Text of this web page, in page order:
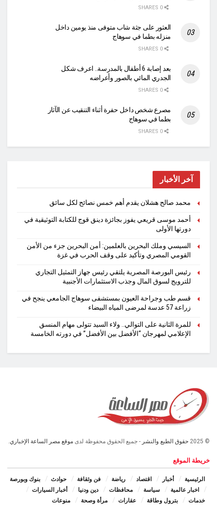
العثور على جثة شاب متوفى منذ يومين داخل
منزله بطما في سوهاج
بعد إصابة 6 أطفال بالمدرسة.. اعرف شكل
الجدري المائي بالصور وأعراضه
مصرع شخص داخل حفرة أثناء التنقيب عن الآثار
بطما في سوهاج
آخر الأخبار
محمد صالح هشلان يقدم أهم خمس نصائح لكل سائق
أحمد موسى قريعي يفوز بجائزة دينق قوج للكتابة التوثيقية في
دورتها الأولى
السيسي وملك البحرين بالعلمين: أمن البحرين جزء من الأمن
القومي المصري وتأكيد على وقف الحرب في غزة
رئيس البورصة المصرية يلتقي رئيس جهاز التمثيل التجاري
للترويج لسوق المال وجذب الاستثمارات الأجنبية
قسم طب وجراحة العيون بمستشفى سوهاج الجامعي ينجح في
زراعة 57 عدسة لمرضى المياه البيضاء
للمرة الثانية على التوالي.. ولاء السيد تتولى مهام المنسق
الإعلامي لمهرجان “الأفضل بين الأفضل” في دورته الخامسة
© 2025 حقوق الطبع والنشر - جميع الحقوق محفوظة لدى موقع مصر الساعة الإخباري.
خريطة الموقع
الرئيسية أخبار اقتصاد رياضة فن وثقافة حوادث
بنوك وبورصة
اخبار عالمية
سياسة محافظات دين ودنيا
أخبار السيارات
خدمات
بترول وطاقة عقارات مرأة وصحة منوعات